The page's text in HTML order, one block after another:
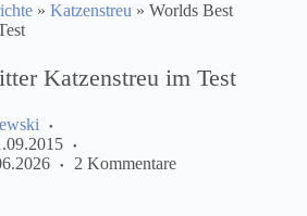
» Katzenstreu » Worlds Best
Katzenstreu im Test
2 Kommentare